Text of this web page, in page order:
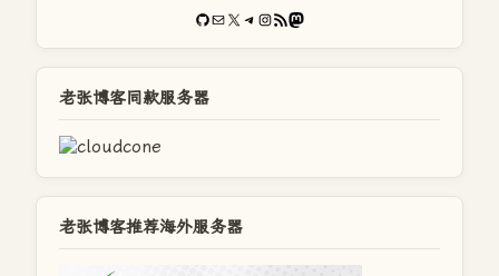
GitHub
电子邮件X Telegram
Instagram
RSS FeedMastodon
老张博客同款服务器
老张博客推荐海外服务器